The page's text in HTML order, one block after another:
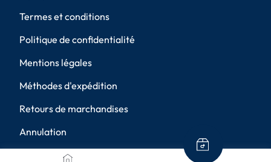
Termes et conditions
Politique de confidentialité
Mentions légales
Méthodes d'expédition
Retours de marchandises
Annulation
Paramètres de confidentialité